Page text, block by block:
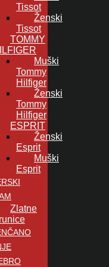
Tissot
Ženski
Tissot
TOMMY
Muški
Tommy
Hilfiger
Ženski
Tommy
Hilfiger
ESPRIT
Ženski
Esprit
Muški
Esprit
Zlatne